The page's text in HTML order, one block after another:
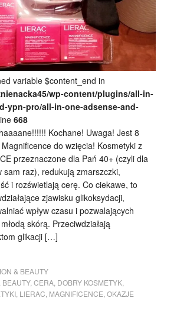
variable $content_end in
wp-content/plugins/all-in-
ypn-pro/all-in-one-adsense-and-
668
Kochane! Uwaga! Jest 8
do wzięcia! Kosmetyki z
przeznaczone dla Pań 40+ (czyli dla
sam raz), redukują zmarszczki,
i rozświetlają cerę. Co ciekawe, to
zjawisku glikoksydacji,
wpływ czasu i pozwalających
skórą. Przeciwdziałają
glikacji […]
& BEAUTY
BEAUTY, CERA, DOBRY KOSMETYK,
, LIERAC MAGNIFICENCE OKAZJE